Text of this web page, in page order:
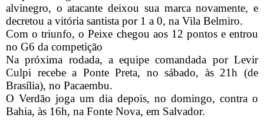
alvinegro, o atacante deixou sua marca novamente, e
decretou a vitória santista por 1 a 0, na Vila Belmiro.
Com o triunfo, o Peixe chegou aos 12 pontos e entrou
no G6 da competição
Na próxima rodada, a equipe comandada por Levir
Culpi recebe a Ponte Preta, no sábado, às 21h (de
Brasília), no Pacaembu.
O Verdão joga um dia depois, no domingo, contra o
Bahia, às 16h, na Fonte Nova, em Salvador.